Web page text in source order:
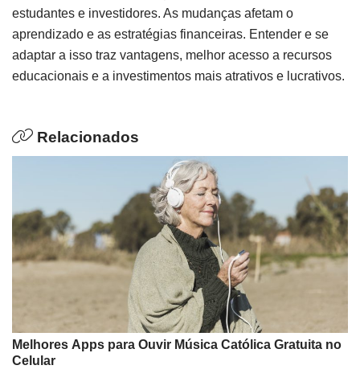
estudantes e investidores. As mudanças afetam o
aprendizado e as estratégias financeiras. Entender e se
adaptar a isso traz vantagens, melhor acesso a recursos
educacionais e a investimentos mais atrativos e lucrativos.
Relacionados
Melhores Apps para Ouvir Música Católica Gratuita no
Celular